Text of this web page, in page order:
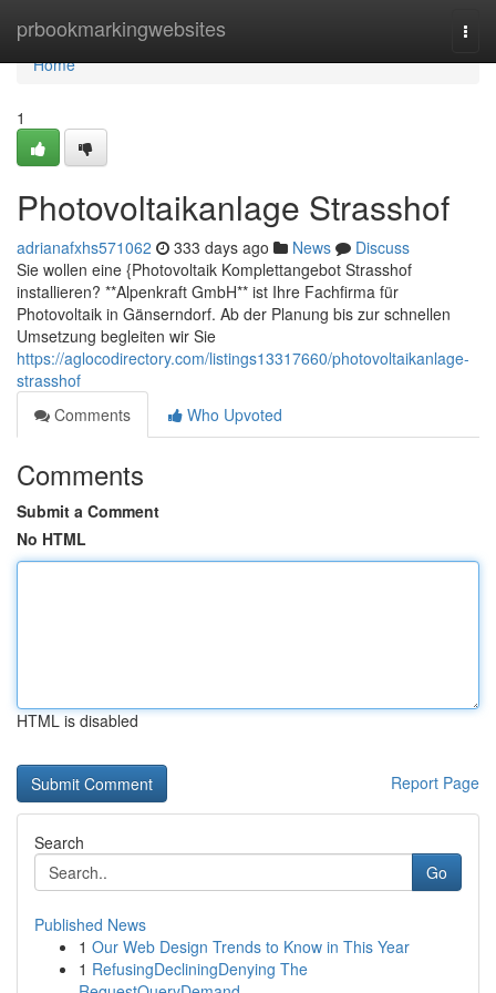
prbookmarkingwebsites
Home
Home
1
Photovoltaikanlage Strasshof
adrianafxhs571062 333 days ago News
Discuss
Sie wollen eine {Photovoltaik Komplettangebot Strasshof
installieren? **Alpenkraft GmbH** ist Ihre Fachfirma für
Photovoltaik in Gänserndorf. Ab der Planung bis zur schnellen
Umsetzung begleiten wir Sie
https://aglocodirectory.com/listings13317660/photovoltaikanlage-
strasshof
Comments
Who Upvoted
Comments
Submit a Comment
No HTML
HTML is disabled
Report Page
Search
Go
Published News
1 Our Web Design Trends to Know in This Year
1 RefusingDecliningDenying The